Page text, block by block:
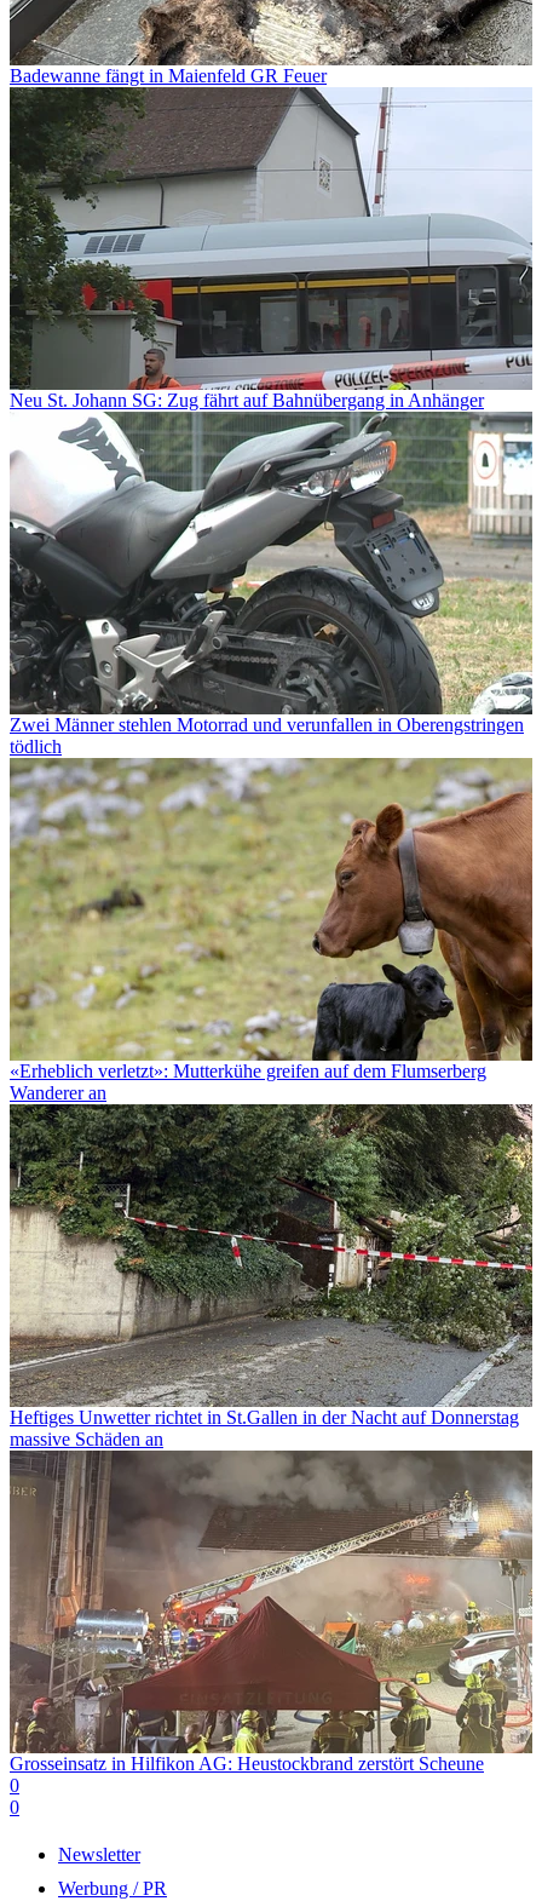
Badewanne fängt in Maienfeld GR Feuer
Neu St. Johann SG: Zug fährt auf Bahnübergang in Anhänger
Zwei Männer stehlen Motorrad und verunfallen in Oberengstringen
tödlich
«Erheblich verletzt»: Mutterkühe greifen auf dem Flumserberg
Wanderer an
Heftiges Unwetter richtet in St.Gallen in der Nacht auf Donnerstag
massive Schäden an
Grosseinsatz in Hilfikon AG: Heustockbrand zerstört Scheune
0
0
Newsletter
Werbung / PR